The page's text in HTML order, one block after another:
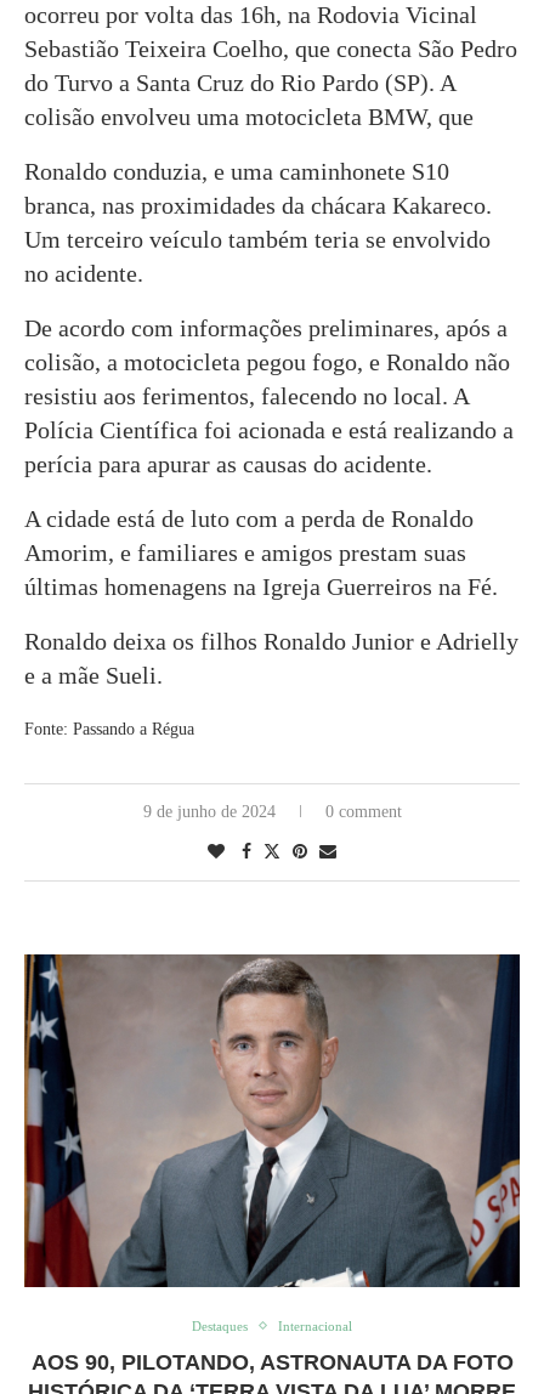
ocorreu por volta das 16h, na Rodovia Vicinal
Sebastião Teixeira Coelho, que conecta São Pedro
do Turvo a Santa Cruz do Rio Pardo (SP). A
colisão envolveu uma motocicleta BMW, que
Ronaldo conduzia, e uma caminhonete S10
branca, nas proximidades da chácara Kakareco.
Um terceiro veículo também teria se envolvido
no acidente.
De acordo com informações preliminares, após a
colisão, a motocicleta pegou fogo, e Ronaldo não
resistiu aos ferimentos, falecendo no local. A
Polícia Científica foi acionada e está realizando a
perícia para apurar as causas do acidente.
A cidade está de luto com a perda de Ronaldo
Amorim, e familiares e amigos prestam suas
últimas homenagens na Igreja Guerreiros na Fé.
Ronaldo deixa os filhos Ronaldo Junior e Adrielly
e a mãe Sueli.
Fonte: Passando a Régua
9 de junho de 2024 0 comment
Destaques Internacional
AOS 90, PILOTANDO, ASTRONAUTA DA FOTO